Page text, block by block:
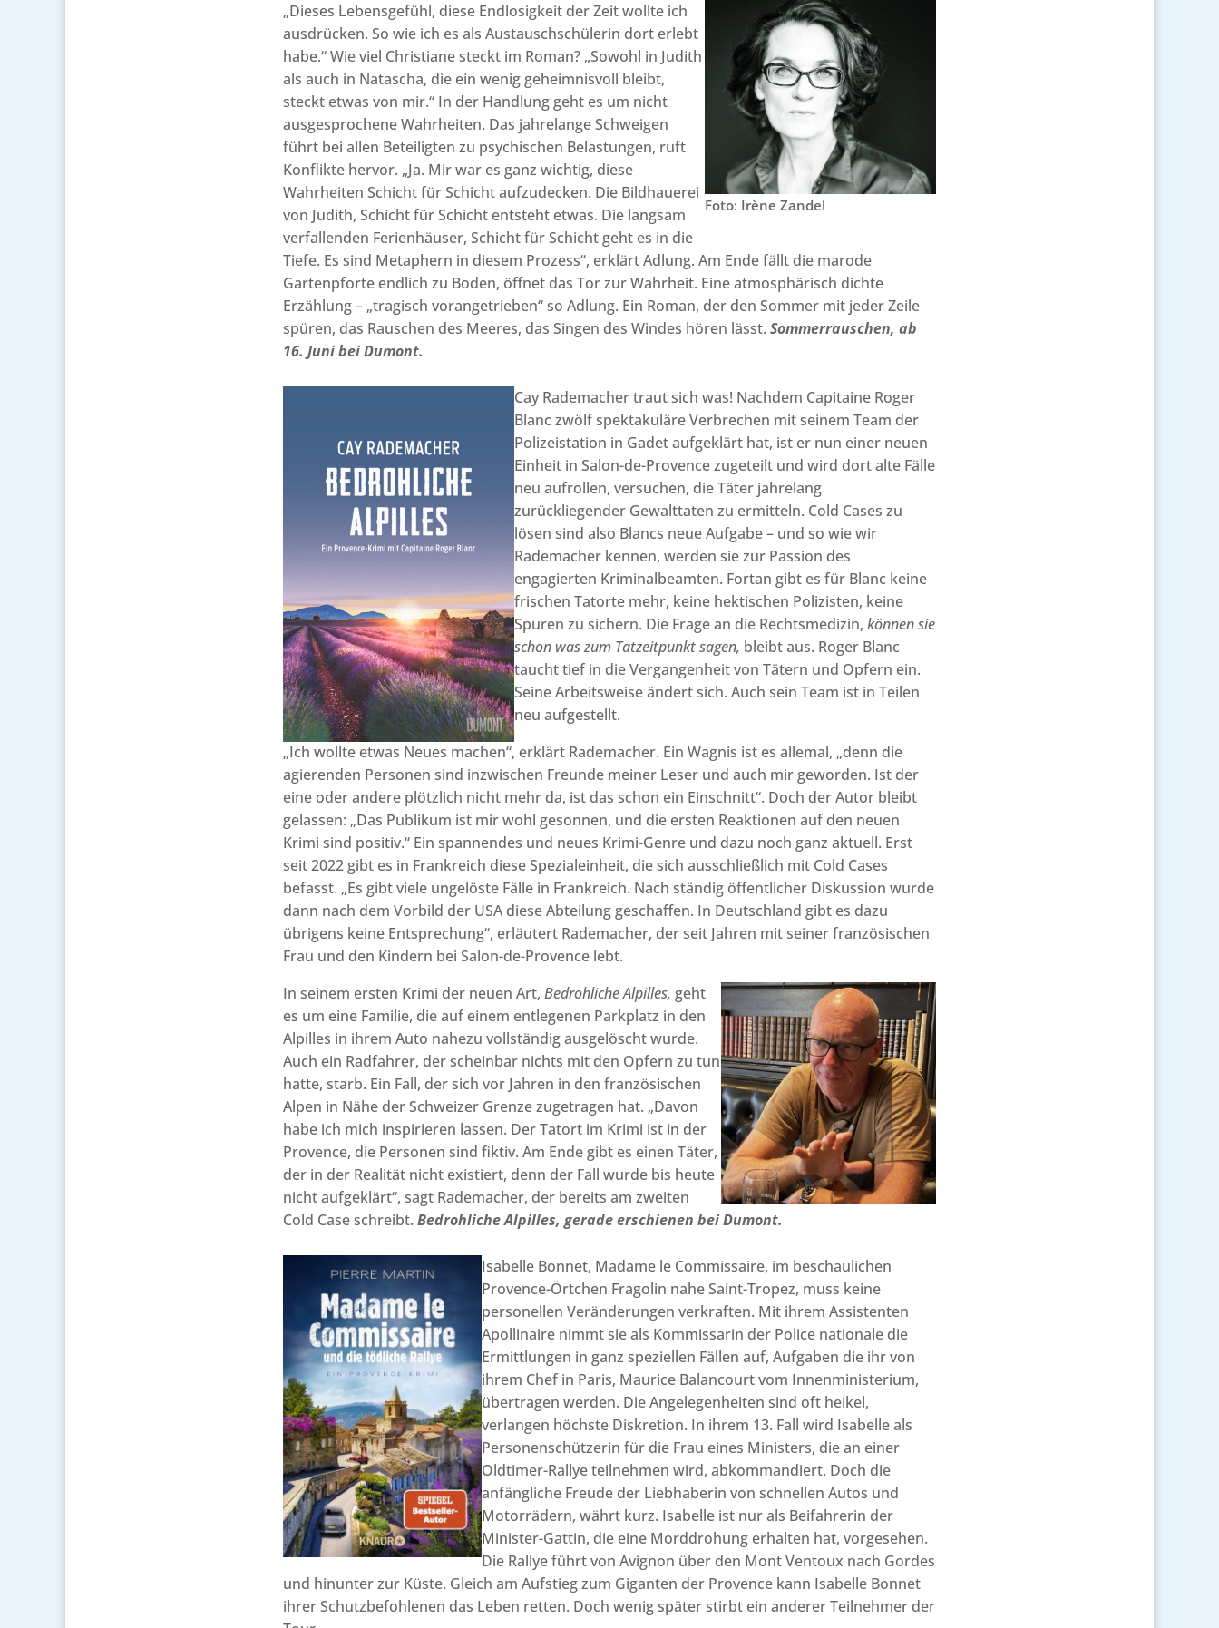
Foto: Irène Zandel
„Dieses Lebensgefühl, diese Endlosigkeit der Zeit wollte ich
ausdrücken. So wie ich es als Austauschschülerin dort erlebt
habe.“ Wie viel Christiane steckt im Roman? „Sowohl in Judith
als auch in Natascha, die ein wenig geheimnisvoll bleibt,
steckt etwas von mir.“ In der Handlung geht es um nicht
ausgesprochene Wahrheiten. Das jahrelange Schweigen
führt bei allen Beteiligten zu psychischen Belastungen, ruft
Konflikte hervor. „Ja. Mir war es ganz wichtig, diese
Wahrheiten Schicht für Schicht aufzudecken. Die Bildhauerei
von Judith, Schicht für Schicht entsteht etwas. Die langsam
verfallenden Ferienhäuser, Schicht für Schicht geht es in die
Tiefe. Es sind Metaphern in diesem Prozess“, erklärt Adlung. Am Ende fällt die marode
Gartenpforte endlich zu Boden, öffnet das Tor zur Wahrheit. Eine atmosphärisch dichte
Erzählung – „tragisch vorangetrieben“ so Adlung. Ein Roman, der den Sommer mit jeder Zeile
spüren, das Rauschen des Meeres, das Singen des Windes hören lässt. Sommerrauschen, ab
16. Juni bei Dumont.
Cay Rademacher traut sich was! Nachdem Capitaine Roger
Blanc zwölf spektakuläre Verbrechen mit seinem Team der
Polizeistation in Gadet aufgeklärt hat, ist er nun einer neuen
Einheit in Salon-de-Provence zugeteilt und wird dort alte Fälle
neu aufrollen, versuchen, die Täter jahrelang
zurückliegender Gewalttaten zu ermitteln. Cold Cases zu
lösen sind also Blancs neue Aufgabe – und so wie wir
Rademacher kennen, werden sie zur Passion des
engagierten Kriminalbeamten. Fortan gibt es für Blanc keine
frischen Tatorte mehr, keine hektischen Polizisten, keine
Spuren zu sichern. Die Frage an die Rechtsmedizin, können sie
schon was zum Tatzeitpunkt sagen, bleibt aus. Roger Blanc
taucht tief in die Vergangenheit von Tätern und Opfern ein.
Seine Arbeitsweise ändert sich. Auch sein Team ist in Teilen
neu aufgestellt.
„Ich wollte etwas Neues machen“, erklärt Rademacher. Ein Wagnis ist es allemal, „denn die
agierenden Personen sind inzwischen Freunde meiner Leser und auch mir geworden. Ist der
eine oder andere plötzlich nicht mehr da, ist das schon ein Einschnitt“. Doch der Autor bleibt
gelassen: „Das Publikum ist mir wohl gesonnen, und die ersten Reaktionen auf den neuen
Krimi sind positiv.“ Ein spannendes und neues Krimi-Genre und dazu noch ganz aktuell. Erst
seit 2022 gibt es in Frankreich diese Spezialeinheit, die sich ausschließlich mit Cold Cases
befasst. „Es gibt viele ungelöste Fälle in Frankreich. Nach ständig öffentlicher Diskussion wurde
dann nach dem Vorbild der USA diese Abteilung geschaffen. In Deutschland gibt es dazu
übrigens keine Entsprechung“, erläutert Rademacher, der seit Jahren mit seiner französischen
Frau und den Kindern bei Salon-de-Provence lebt.
In seinem ersten Krimi der neuen Art, Bedrohliche Alpilles, geht
es um eine Familie, die auf einem entlegenen Parkplatz in den
Alpilles in ihrem Auto nahezu vollständig ausgelöscht wurde.
Auch ein Radfahrer, der scheinbar nichts mit den Opfern zu tun
hatte, starb. Ein Fall, der sich vor Jahren in den französischen
Alpen in Nähe der Schweizer Grenze zugetragen hat. „Davon
habe ich mich inspirieren lassen. Der Tatort im Krimi ist in der
Provence, die Personen sind fiktiv. Am Ende gibt es einen Täter,
der in der Realität nicht existiert, denn der Fall wurde bis heute
nicht aufgeklärt“, sagt Rademacher, der bereits am zweiten
Cold Case schreibt. Bedrohliche Alpilles, gerade erschienen bei Dumont.
Isabelle Bonnet, Madame le Commissaire, im beschaulichen
Provence-Örtchen Fragolin nahe Saint-Tropez, muss keine
personellen Veränderungen verkraften. Mit ihrem Assistenten
Apollinaire nimmt sie als Kommissarin der Police nationale die
Ermittlungen in ganz speziellen Fällen auf, Aufgaben die ihr von
ihrem Chef in Paris, Maurice Balancourt vom Innenministerium,
übertragen werden. Die Angelegenheiten sind oft heikel,
verlangen höchste Diskretion. In ihrem 13. Fall wird Isabelle als
Personenschützerin für die Frau eines Ministers, die an einer
Oldtimer-Rallye teilnehmen wird, abkommandiert. Doch die
anfängliche Freude der Liebhaberin von schnellen Autos und
Motorrädern, währt kurz. Isabelle ist nur als Beifahrerin der
Minister-Gattin, die eine Morddrohung erhalten hat, vorgesehen.
Die Rallye führt von Avignon über den Mont Ventoux nach Gordes
und hinunter zur Küste. Gleich am Aufstieg zum Giganten der Provence kann Isabelle Bonnet
ihrer Schutzbefohlenen das Leben retten. Doch wenig später stirbt ein anderer Teilnehmer der